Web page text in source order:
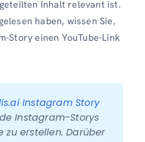
Inhalt relevant ist.
haben, wissen Sie,
Story einen YouTube-Link
Instagram Story
Instagram-Storys
zu erstellen. Darüber